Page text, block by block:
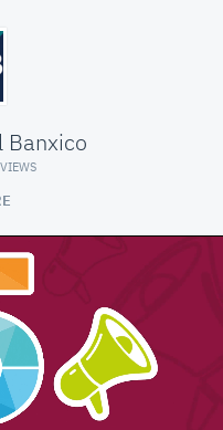
Banxico